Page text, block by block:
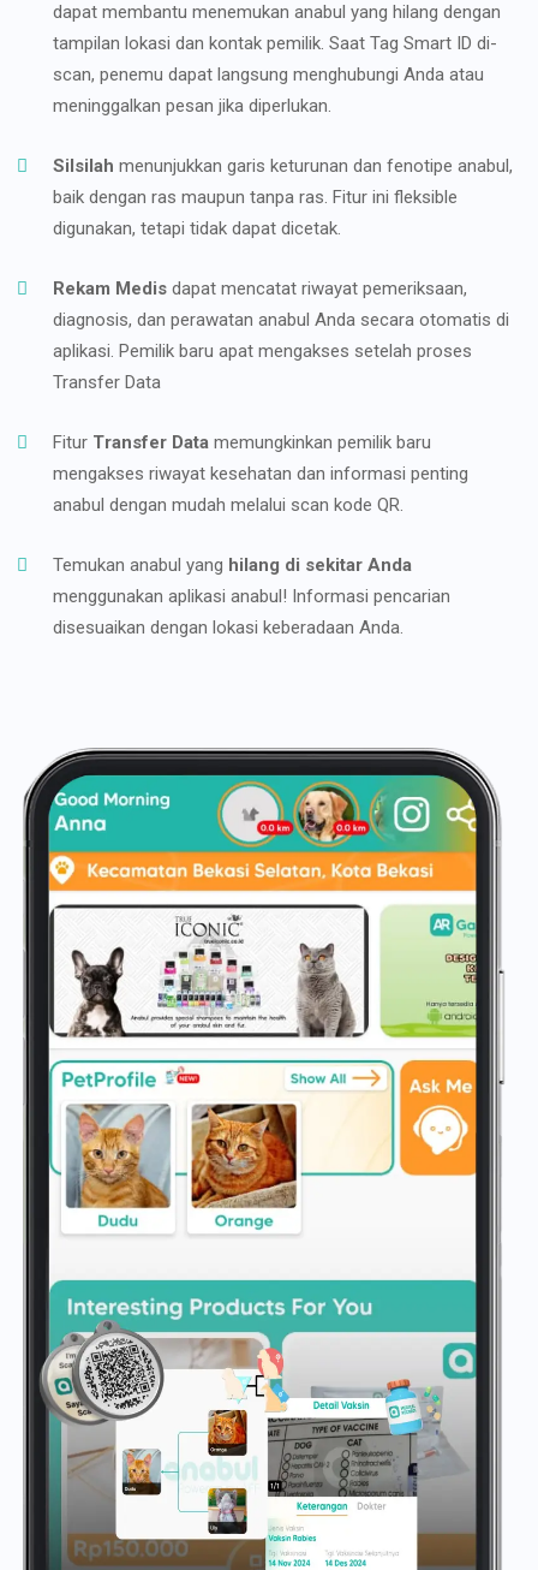
dapat membantu menemukan anabul yang hilang dengan
tampilan lokasi dan kontak pemilik. Saat Tag Smart ID di-
scan, penemu dapat langsung menghubungi Anda atau
meninggalkan pesan jika diperlukan.
Silsilah menunjukkan garis keturunan dan fenotipe anabul,
baik dengan ras maupun tanpa ras. Fitur ini fleksible
digunakan, tetapi tidak dapat dicetak.
Rekam Medis dapat mencatat riwayat pemeriksaan,
diagnosis, dan perawatan anabul Anda secara otomatis di
aplikasi. Pemilik baru apat mengakses setelah proses
Transfer Data
Fitur Transfer Data memungkinkan pemilik baru
mengakses riwayat kesehatan dan informasi penting
anabul dengan mudah melalui scan kode QR.
Temukan anabul yang hilang di sekitar Anda
menggunakan aplikasi anabul! Informasi pencarian
disesuaikan dengan lokasi keberadaan Anda.